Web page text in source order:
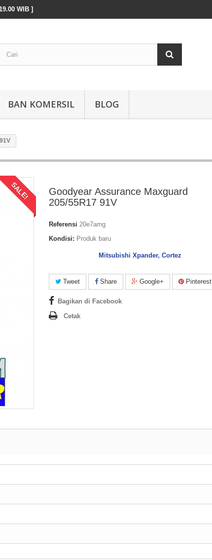
WIB ]
BAN KOMERSIL BLOG
SALE!
Goodyear Assurance Maxguard
205/55R17 91V
Referensi 20e7amg
Kondisi: Produk baru
Mitsubishi Xpander, Cortez
Tweet Share Google+ Pinterest
Bagikan di Facebook
Cetak